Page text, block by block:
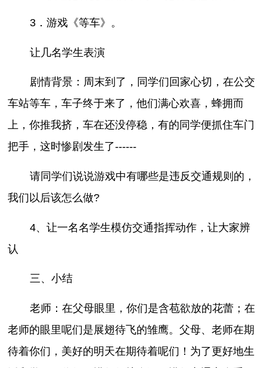
3．游戏《等车》。
让几名学生表演
剧情背景：周末到了，同学们回家心切，在公交
车站等车，车子终于来了，他们满心欢喜，蜂拥而
上，你推我挤，车在还没停稳，有的同学便抓住车门
把手，这时惨剧发生了------
请同学们说说游戏中有哪些是违反交通规则的，
我们以后该怎么做?
4、让一名名学生模仿交通指挥动作，让大家辨
认
三、小结
老师：在父母眼里，你们是含苞欲放的花蕾；在
老师的眼里呢们是展翅待飞的雏鹰。父母、老师在期
待着你们，美好的明天在期待着呢们！为了更好地生